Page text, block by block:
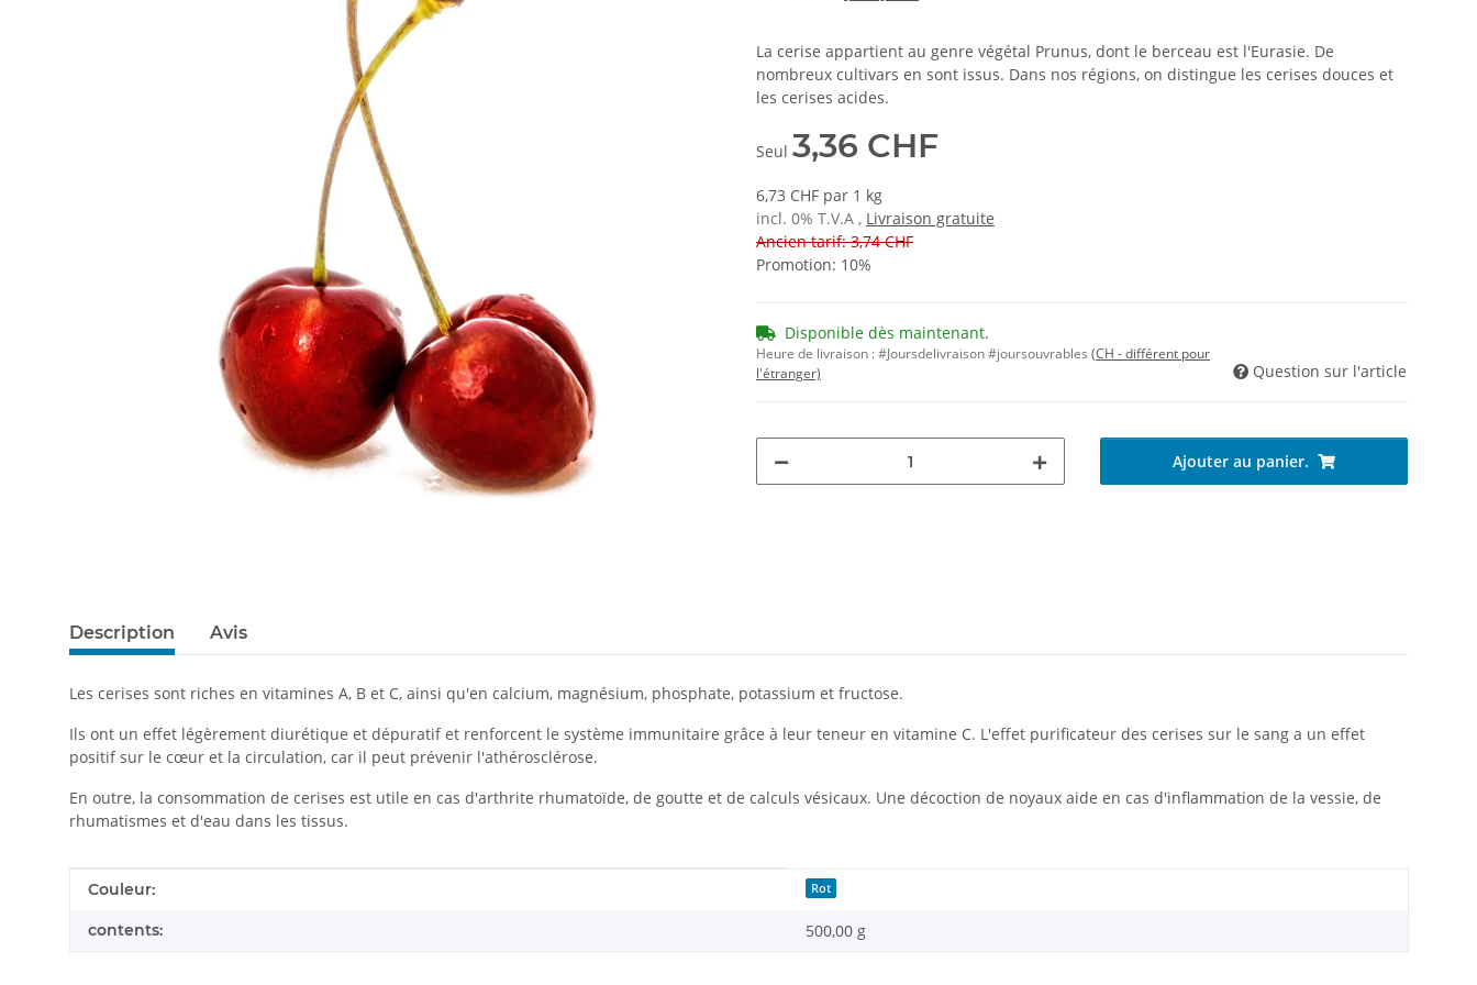
La cerise appartient au genre végétal Prunus, dont le berceau est l'Eurasie. De
nombreux cultivars en sont issus. Dans nos régions, on distingue les cerises douces et
les cerises acides.
Seul 3,36 CHF
6,73 CHF par 1 kg
incl. 0% T.V.A , Livraison gratuite
Ancien tarif: 3,74 CHF
Promotion: 10%
Disponible dès maintenant.
Heure de livraison :#Joursdelivraison #joursouvrables (CH - différent pour
l'étranger)
Question sur l'article
Ajouter au panier.
Description Avis
Les cerises sont riches en vitamines A, B et C, ainsi qu'en calcium, magnésium, phosphate, potassium et fructose.
Ils ont un effet légèrement diurétique et dépuratif et renforcent le système immunitaire grâce à leur teneur en vitamine C. L'effet purificateur des cerises sur le sang a un effet
positif sur le cœur et la circulation, car il peut prévenir l'athérosclérose.
En outre, la consommation de cerises est utile en cas d'arthrite rhumatoïde, de goutte et de calculs vésicaux. Une décoction de noyaux aide en cas d'inflammation de la vessie, de
rhumatismes et d'eau dans les tissus.
#productDetails.itemInformation#
#productDetails.itemValue#
Couleur: Rot
contents: 500,00 g